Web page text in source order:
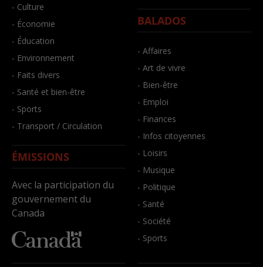
- Culture
- Économie
- Éducation
- Environnement
- Faits divers
- Santé et bien-être
- Sports
- Transport / Circulation
ÉMISSIONS
Avec la participation du
gouvernement du
Canada
BALADOS
- Affaires
- Art de vivre
- Bien-être
- Emploi
- Finances
- Infos citoyennes
- Loisirs
- Musique
- Politique
- Santé
- Société
- Sports